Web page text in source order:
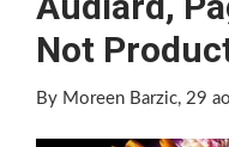
Not
By Moreen Barzic, 29